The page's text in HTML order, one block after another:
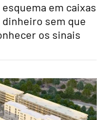
em caixas
sem que
os sinais